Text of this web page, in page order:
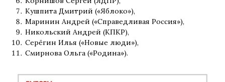
Кушпита Дмитрий («Яблоко»),
Маринин Андрей («Справедливая Россия»),
Никольский Андрей (КПКР),
Серёгин Илья («Новые люди»),
Смирнова Ольга («Родина»).